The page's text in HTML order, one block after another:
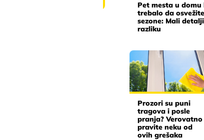
Pet mesta u domu
trebalo da
sezone: Mali
razliku
Prozori su puni
tragova i posle
pranja? Verovatno
pravite neku od
ovih grešaka